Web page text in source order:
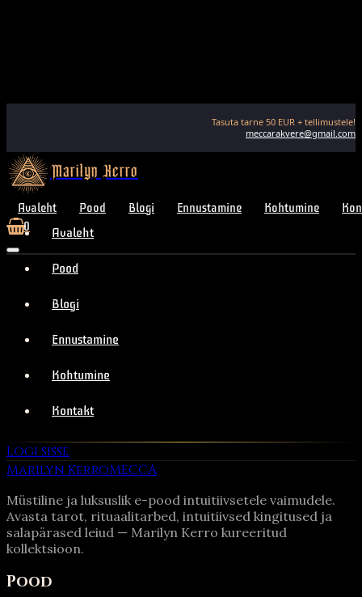
Tasuta tarne 50 EUR + tellimustele!
meccarakvere@gmail.com
Marilyn Kerro
Avaleht Pood Blogi Ennustamine Kohtumine
0 Avaleht
Pood
Blogi
Ennustamine
Kohtumine
Kontakt
Logi sisse
Marilyn KerroMECCA
Müstiline ja luksuslik e-pood intuitiivsetele vaimudele.
Avasta tarot, rituaalitarbed, intuitiivsed kingitused ja
salapärased leiud — Marilyn Kerro kureeritud
kollektsioon.
Pood